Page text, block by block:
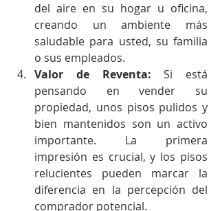
del aire en su hogar u oficina,
creando un ambiente más
saludable para usted, su familia
o sus empleados.
Valor de Reventa: Si está
pensando en vender su
propiedad, unos pisos pulidos y
bien mantenidos son un activo
importante. La primera
impresión es crucial, y los pisos
relucientes pueden marcar la
diferencia en la percepción del
comprador potencial.